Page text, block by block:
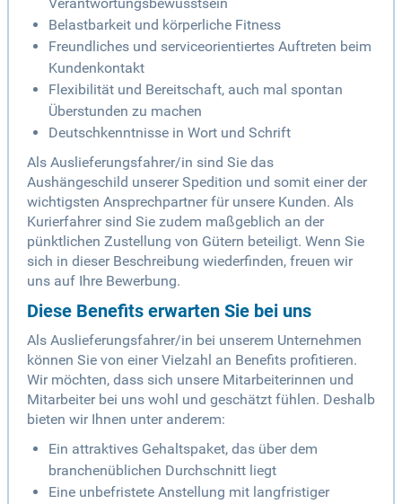
Verantwortungsbewusstsein
Belastbarkeit und körperliche Fitness
Freundliches und serviceorientiertes Auftreten beim
Kundenkontakt
Flexibilität und Bereitschaft, auch mal spontan
Überstunden zu machen
Deutschkenntnisse in Wort und Schrift
Als Auslieferungsfahrer/in sind Sie das
Aushängeschild unserer Spedition und somit einer der
wichtigsten Ansprechpartner für unsere Kunden. Als
Kurierfahrer sind Sie zudem maßgeblich an der
pünktlichen Zustellung von Gütern beteiligt. Wenn Sie
sich in dieser Beschreibung wiederfinden, freuen wir
uns auf Ihre Bewerbung.
Diese Benefits erwarten Sie bei uns
Als Auslieferungsfahrer/in bei unserem Unternehmen
können Sie von einer Vielzahl an Benefits profitieren.
Wir möchten, dass sich unsere Mitarbeiterinnen und
Mitarbeiter bei uns wohl und geschätzt fühlen. Deshalb
bieten wir Ihnen unter anderem:
Ein attraktives Gehaltspaket, das über dem
branchenüblichen Durchschnitt liegt
Eine unbefristete Anstellung mit langfristiger